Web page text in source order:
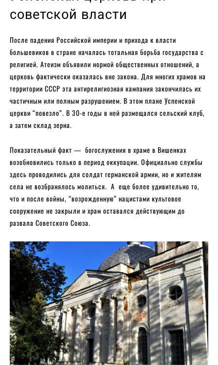
советской власти
После падения Российской империи и прихода к власти
большевиков в стране началась тотальная борьба государства с
религией. Атеизм объявили нормой общественных отношений, а
церковь фактически оказалась вне закона. Для многих храмов на
территории СССР эта антирелигиозная кампания закончилась их
частичным или полным разрушением. В этом плане Успенской
церкви “повезло”. В 30-е годы в ней размещался сельский клуб,
а затем склад зерна.
Показательный факт — богослужения в храме в Вишенках
возобновились только в период оккупации. Официально службы
здесь проводились для солдат германской армии, но и жителям
села не возбранялось молиться. А еще более удивительно то,
что и после войны, “возрожденную” нацистами культовое
сооружение не закрыли и храм оставался действующим до
развала Советского Союза.